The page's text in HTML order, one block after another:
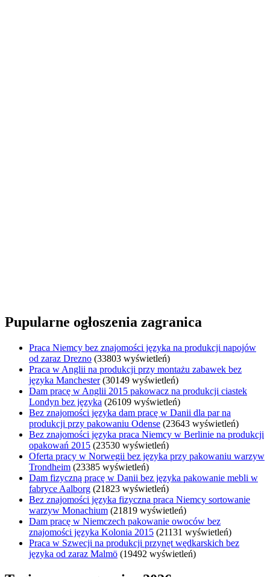
Pupularne ogłoszenia zagranica
Praca Niemcy bez znajomości języka na produkcji napojów
od zaraz Drezno (33803 wyświetleń)
Praca w Anglii na produkcji przy montażu zabawek bez
języka Manchester(30149 wyświetleń)
Dam pracę w Anglii 2015 pakowacz na produkcji ciastek
Londyn bez języka (26109 wyświetleń)
Bez znajomości języka dam pracę w Danii dla par na
produkcji przy pakowaniu Odense (23643 wyświetleń)
Bez znajomości języka praca Niemcy w Berlinie na produkcji
opakowań 2015 (23530 wyświetleń)
Oferta pracy w Norwegii bez języka przy pakowaniu warzyw
Trondheim (23385 wyświetleń)
Dam fizyczną pracę w Danii bez języka pakowanie mebli w
fabryce Aalborg (21823 wyświetleń)
Bez znajomości języka fizyczna praca Niemcy sortowanie
warzyw Monachium (21819 wyświetleń)
Dam pracę w Niemczech pakowanie owoców bez
znajomości języka Kolonia 2015 (21131 wyświetleń)
Praca w Szwecji na produkcji przynęt wędkarskich bez
języka od zaraz Malmö (19492 wyświetleń)